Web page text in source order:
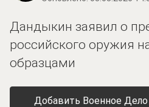
Дандыкин заявил о
российского оружия
образцами
Добавить Военное